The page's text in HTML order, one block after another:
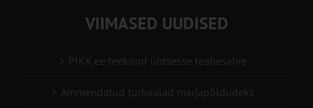
VIIMASED UUDISED
PIKK.ee teekond ühtsesse teabesalve
Ammendatud turbaalad marjapõldudeks